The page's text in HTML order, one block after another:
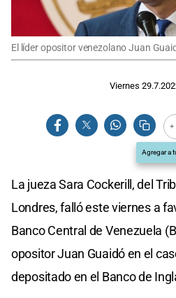
El líder opositor venezolano Juan
Viernes
+
Agregar a
La jueza Sara Cockerill, del
Londres, falló este viernes a
Banco Central de Venezuela
opositor Juan Guaidó en el
depositado en el Banco de